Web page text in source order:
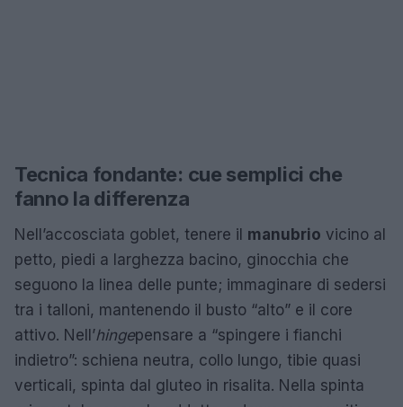
Tecnica fondante: cue semplici che
fanno la differenza
Nell’accosciata goblet, tenere il manubrio vicino al
petto, piedi a larghezza bacino, ginocchia che
seguono la linea delle punte; immaginare di sedersi
tra i talloni, mantenendo il busto “alto” e il core
attivo. Nell’hingepensare a “spingere i fianchi
indietro”: schiena neutra, collo lungo, tibie quasi
verticali, spinta dal gluteo in risalita. Nella spinta